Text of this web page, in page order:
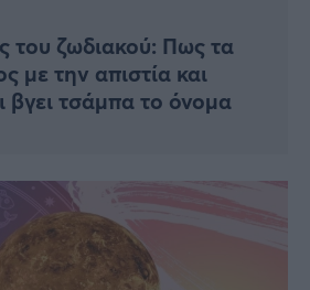
του ζωδιακού: Πως τα
με την απιστία και
βγει τσάμπα το όνομα